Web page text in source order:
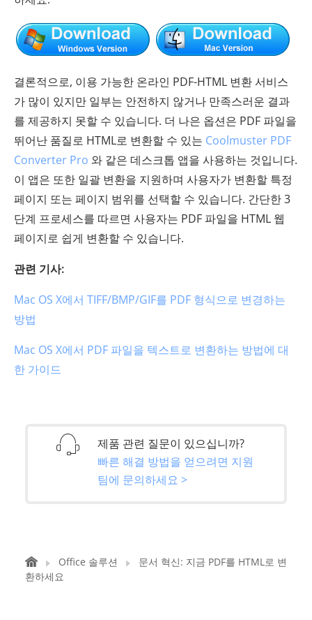
결론적으로, 이용 가능한 온라인 PDF-HTML 변환 서비스
가 많이 있지만 일부는 안전하지 않거나 만족스러운 결과
를 제공하지 못할 수 있습니다. 더 나은 옵션은 PDF 파일을
뛰어난 품질로 HTML로 변환할 수 있는 Coolmuster PDF
Converter Pro 와 같은 데스크톱 앱을 사용하는 것입니다.
이 앱은 또한 일괄 변환을 지원하며 사용자가 변환할 특정
페이지 또는 페이지 범위를 선택할 수 있습니다. 간단한 3
단계 프로세스를 따르면 사용자는 PDF 파일을 HTML 웹
페이지로 쉽게 변환할 수 있습니다.
관련 기사:
Mac OS X에서 TIFF/BMP/GIF를 PDF 형식으로 변경하는
방법
Mac OS X에서 PDF 파일을 텍스트로 변환하는 방법에 대
한 가이드
제품 관련 질문이 있으십니까?
빠른 해결 방법을 얻으려면 지원
팀에 문의하세요 >
Office 솔루션
문서 혁신: 지금 PDF를 HTML로 변
환하세요